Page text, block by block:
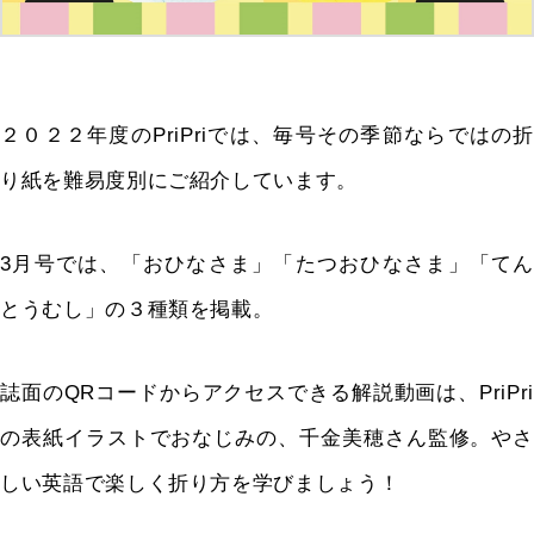
２０２２年度のPriPriでは、毎号その季節ならではの折
り紙を難易度別にご紹介しています。
3 月号では、「おひなさま」「たつおひなさま」「てん
とうむし」の３種類を掲載。
誌面のQR コードからアクセスできる解説動画は、 PriPri
の表紙イラストでおなじみの、千金美穂さん監修。やさ
しい英語で楽しく折り方を学びましょう！